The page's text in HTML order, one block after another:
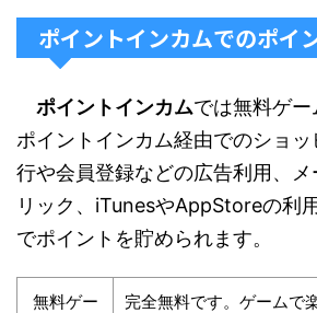
ポイントインカムでのポイ
ポイントインカムでは無料ゲー
ポイントインカム経由でのショ
行や会員登録などの広告利用、メ
リック、iTunesやAppStoreの利
でポイントを貯められます。
無料ゲー 完全無料です。ゲームで